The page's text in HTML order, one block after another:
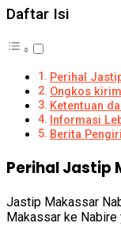
Daftar Isi
Perihal
Ongkos
Ketentuan
Informasi
Berita
Perihal Jastip
Jastip Makassar
Makassar ke Nabire